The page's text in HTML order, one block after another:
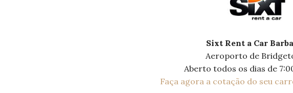
Sixt Rent a Car
Aeroporto de
Aberto todos os dias de
Faça agora a cotação do seu